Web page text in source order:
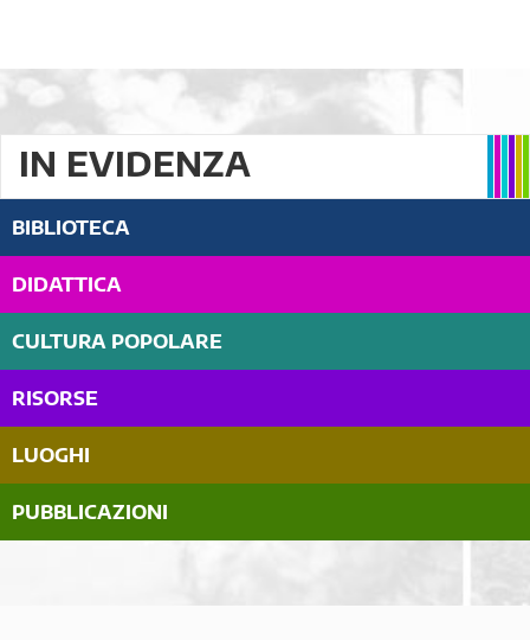
IN EVIDENZA
BIBLIOTECA
DIDATTICA
CULTURA POPOLARE
RISORSE
LUOGHI
PUBBLICAZIONI